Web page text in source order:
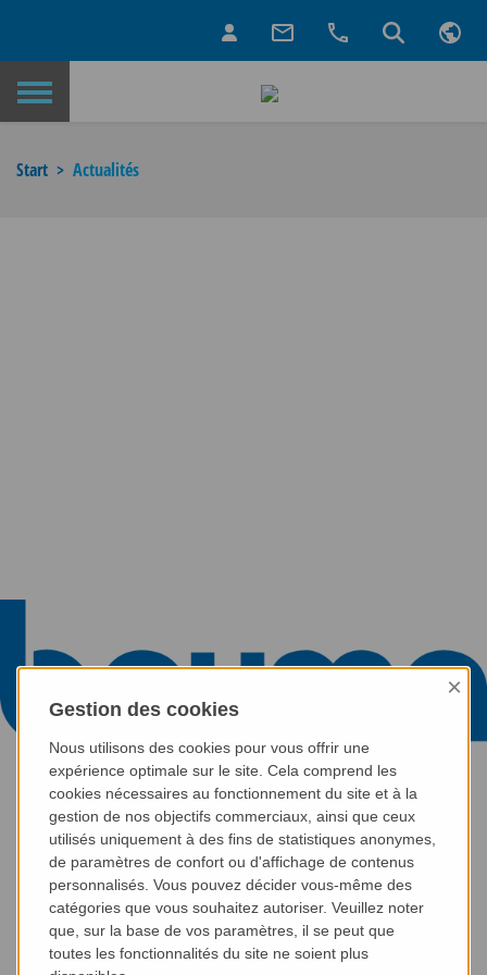
Retour à la page d’accueil
Start Actualités
Gestion des cookies
×
Nous utilisons des cookies pour vous offrir une
expérience optimale sur le site. Cela comprend les
cookies nécessaires au fonctionnement du site et à la
gestion de nos objectifs commerciaux, ainsi que ceux
utilisés uniquement à des fins de statistiques anonymes,
de paramètres de confort ou d'affichage de contenus
personnalisés. Vous pouvez décider vous-même des
catégories que vous souhaitez autoriser. Veuillez noter
que, sur la base de vos paramètres, il se peut que
toutes les fonctionnalités du site ne soient plus